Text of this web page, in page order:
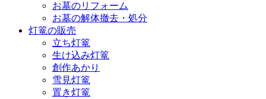
お墓のリフォーム
お墓の解体撤去・処分
灯篭の販売
立ち灯篭
生け込み灯篭
創作あかり
雪見灯篭
置き灯篭